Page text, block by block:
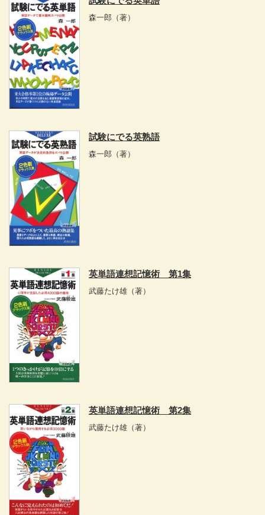
森一郎 （著）
試験にでる英熟語
森一郎 （著）
英単語連想記憶術 第1集
武藤たけ雄 （著）
英単語連想記憶術 第2集
武藤たけ雄 （著）